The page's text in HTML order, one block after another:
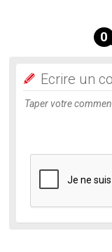
0
Ecrire un